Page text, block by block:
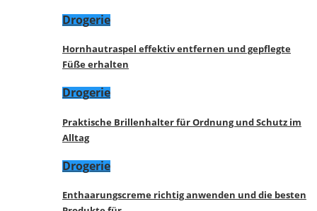
Drogerie
Hornhautraspel effektiv entfernen und gepflegte
Füße erhalten
Drogerie
Praktische Brillenhalter für Ordnung und Schutz im
Alltag
Drogerie
Enthaarungscreme richtig anwenden und die besten